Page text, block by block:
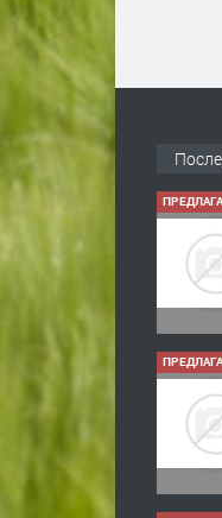
ПРЕДЛАГА
ПРЕДЛАГА